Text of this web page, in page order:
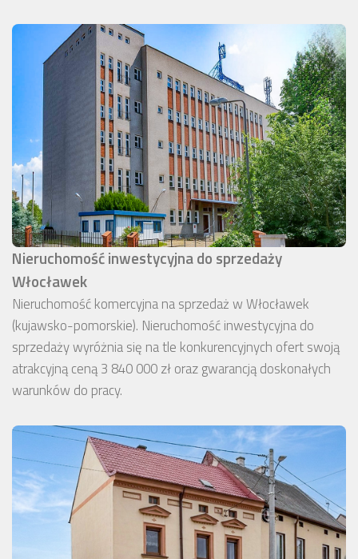
Nieruchomość inwestycyjna do sprzedaży
Włocławek
Nieruchomość komercyjna na sprzedaż w Włocławek
(kujawsko-pomorskie). Nieruchomość inwestycyjna do
sprzedaży wyróżnia się na tle konkurencyjnych ofert swoją
atrakcyjną ceną 3 840 000 zł oraz gwarancją doskonałych
warunków do pracy.